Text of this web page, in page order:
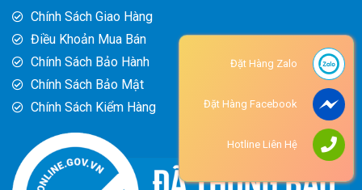
Chính Sách Giao Hàng
Điều Khoản Mua Bán
Chính Sách Bảo Hành
Chính Sách Bảo Mật
Chính Sách Kiểm Hàng
Đặt Hàng Zalo
Đặt Hàng Facebook
Hotline Liên Hệ